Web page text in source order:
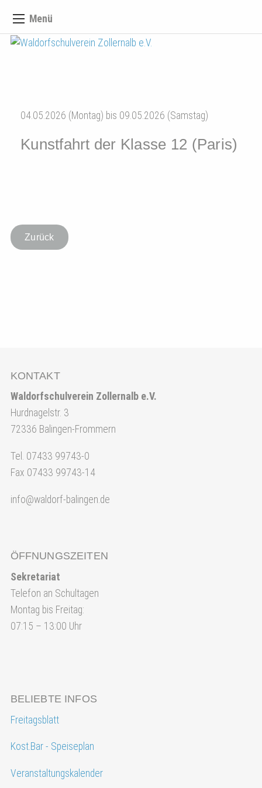
Menü
04.05.2026 (Montag) bis 09.05.2026 (Samstag)
Kunstfahrt der Klasse 12 (Paris)
Zurück
KONTAKT
Waldorfschulverein Zollernalb e.V.
Hurdnagelstr. 3
72336 Balingen-Frommern
Tel. 07433 99743-0
Fax 07433 99743-14
info@waldorf-balingen.de
ÖFFNUNGSZEITEN
Sekretariat
Telefon an Schultagen
Montag bis Freitag:
07:15 – 13:00 Uhr
BELIEBTE INFOS
Freitagsblatt
Kost.Bar - Speiseplan
Veranstaltungskalender